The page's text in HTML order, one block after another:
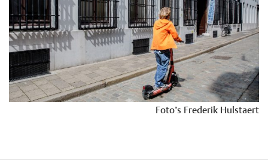
Foto’s Frederik Hulstaert